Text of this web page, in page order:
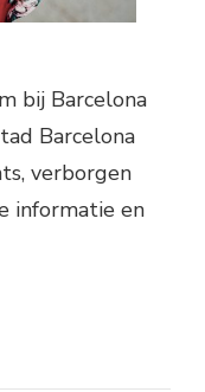
bij Barcelona
Barcelona
verborgen
informatie en